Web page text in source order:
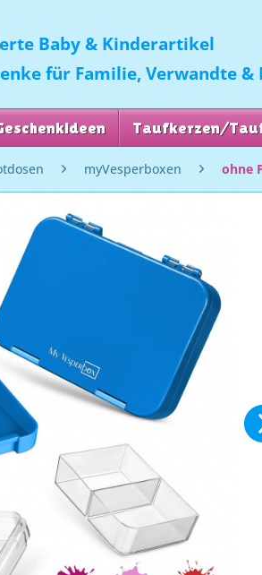
Baby & Kinderartikel
für Familie, Verwandte &
Taufkerzen/
myVesperboxen ohne